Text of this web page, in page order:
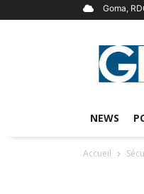
Goma,
NEWS
Accueil